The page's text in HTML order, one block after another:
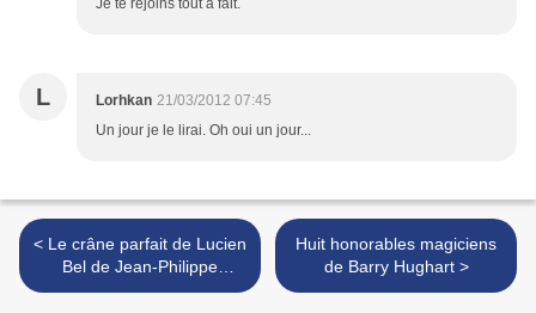
Je te rejoins tout à fait.
L Lorhkan 21/03/2012 07:45
Un jour je le lirai. Oh oui un jour...
< Le crâne parfait de Lucien
Bel de Jean-Philippe
Depotte
Huit honorables magiciens
de Barry Hughart >